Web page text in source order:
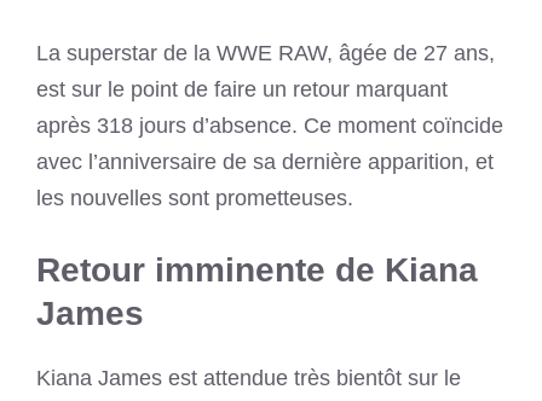
La superstar de la WWE RAW, âgée de 27 ans,
est sur le point de faire un retour marquant
après 318 jours d’absence. Ce moment coïncide
avec l’anniversaire de sa dernière apparition, et
les nouvelles sont prometteuses.
Retour imminente de Kiana
James
Kiana James est attendue très bientôt sur le